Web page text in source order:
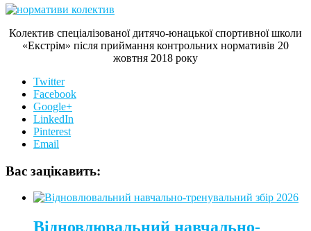
Колектив спеціалізованої дитячо-юнацької спортивної школи
«Екстрім» після приймання контрольних нормативів 20
жовтня 2018 року
Twitter
Facebook
Google+
LinkedIn
Pinterest
Email
Вас зацікавить:
Відновлювальний навчально-